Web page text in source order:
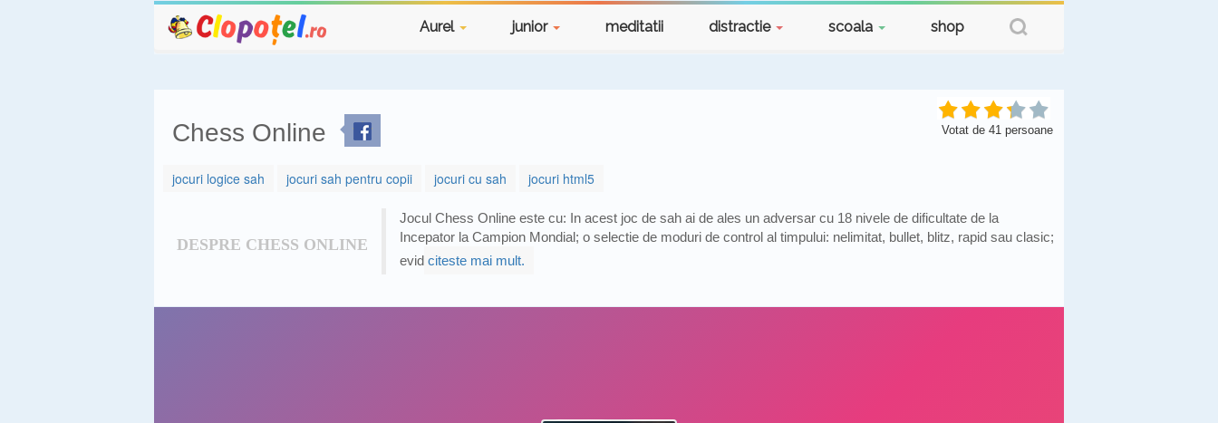
Aurel junior meditatii distractie scoala shop
Chess Online Votat de 41 persoane
jocuri logice sah jocuri sah pentru copii jocuri cu sah jocuri html5
DESPRE CHESS ONLINE
Jocul Chess Online este cu: In acest joc de sah ai de ales un adversar cu 18 nivele de dificultate de la
Incepator la Campion Mondial; o selectie de moduri de control al timpului: nelimitat, bullet, blitz, rapid sau clasic;
evid citeste mai mult.